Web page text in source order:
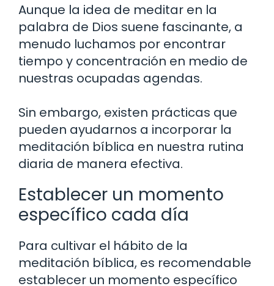
Aunque la idea de meditar en la
palabra de Dios suene fascinante, a
menudo luchamos por encontrar
tiempo y concentración en medio de
nuestras ocupadas agendas.
Sin embargo, existen prácticas que
pueden ayudarnos a incorporar la
meditación bíblica en nuestra rutina
diaria de manera efectiva.
Establecer un momento
específico cada día
Para cultivar el hábito de la
meditación bíblica, es recomendable
establecer un momento específico